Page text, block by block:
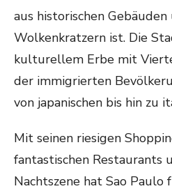
aus historischen
Wolkenkratzern ist. Die
kulturellem Erbe mit
der immigrierten
von japanischen bis hin zu
Mit seinen riesigen
fantastischen Restaurants
Nachtszene hat Sao Paulo